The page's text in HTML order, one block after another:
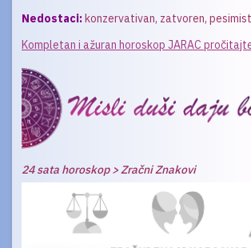
Nedostaci:konzervativan, zatvoren,
Kompletan i ažuran horoskop JARAC
24 sata horoskop > Zračni Znakovi